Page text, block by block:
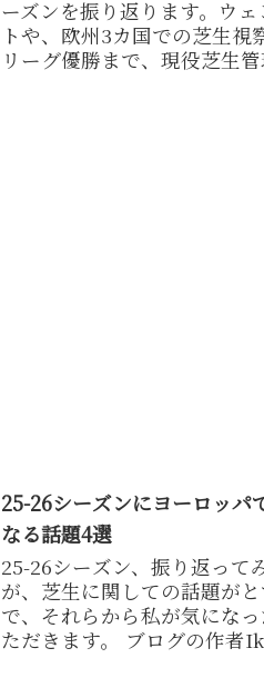
ーズンを振り返ります。ウ
トや、欧州3カ国での芝生
リーグ優勝まで、現役芝生
25-26シーズンにヨーロッパ
なる話題4選
25-26シーズン、振り返って
が、芝生に関しての話題が
で、それらから私が気にな
ただきます。 ブログの作